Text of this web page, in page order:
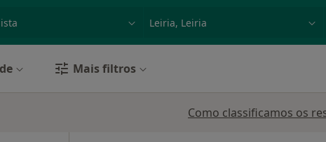
Mais filtros
Como classificamos os